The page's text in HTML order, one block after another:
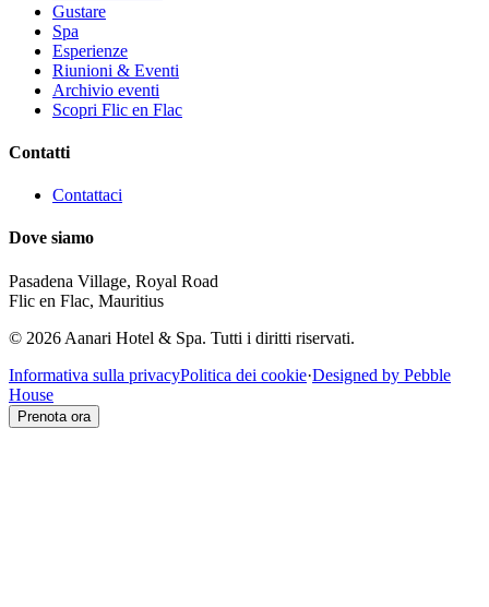
Gustare
Spa
Esperienze
Riunioni & Eventi
Archivio eventi
Scopri Flic en Flac
Contatti
Contattaci
Dove siamo
Pasadena Village, Royal Road
Flic en Flac, Mauritius
© 2026 Aanari Hotel & Spa. Tutti i diritti riservati.
Informativa sulla privacyPolitica dei cookie·Designed by Pebble
House
Prenota ora